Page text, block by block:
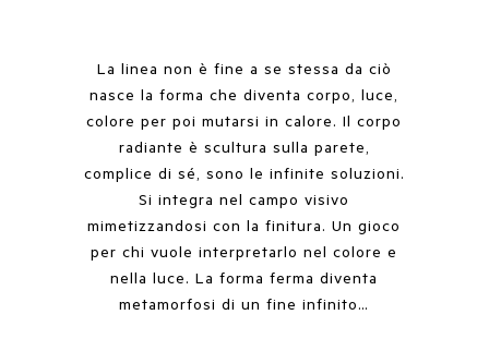
La linea non è fine a se stessa da ciò
nasce la forma che diventa corpo, luce,
colore per poi mutarsi in calore. Il corpo
radiante è scultura sulla parete,
complice di sé, sono le infinite soluzioni.
Si integra nel campo visivo
mimetizzandosi con la finitura. Un gioco
per chi vuole interpretarlo nel colore e
nella luce. La forma ferma diventa
metamorfosi di un fine infinito…